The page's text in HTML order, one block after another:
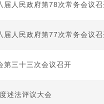
届人民政府第78次常务会议召
届人民政府第77次常务会议召
第三十三次会议召开
述法评议大会